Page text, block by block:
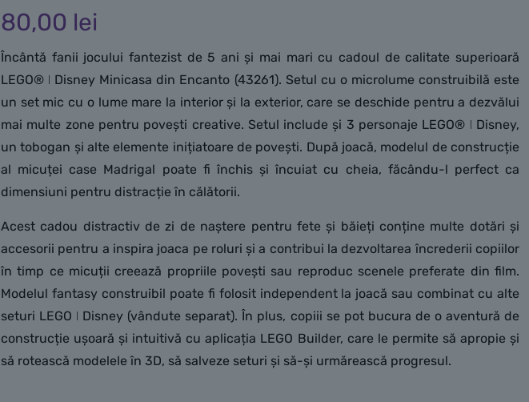
80,00 lei
Încântă fanii jocului fantezist de 5 ani și mai mari cu cadoul de calitate superioară
LEGO® ǀ Disney Minicasa din Encanto (43261). Setul cu o microlume construibilă este
un set mic cu o lume mare la interior și la exterior, care se deschide pentru a dezvălui
mai multe zone pentru povești creative. Setul include și 3 personaje LEGO® ǀ Disney,
un tobogan și alte elemente inițiatoare de povești. După joacă, modelul de construcție
al micuței case Madrigal poate fi închis și încuiat cu cheia, făcându-l perfect ca
dimensiuni pentru distracție în călătorii.
Acest cadou distractiv de zi de naștere pentru fete și băieți conține multe dotări și
accesorii pentru a inspira joaca pe roluri și a contribui la dezvoltarea încrederii copiilor
în timp ce micuții creează propriile povești sau reproduc scenele preferate din film.
Modelul fantasy construibil poate fi folosit independent la joacă sau combinat cu alte
seturi LEGO ǀ Disney (vândute separat). În plus, copiii se pot bucura de o aventură de
construcție ușoară și intuitivă cu aplicația LEGO Builder, care le permite să apropie și
să rotească modelele în 3D, să salveze seturi și să-și urmărească progresul.